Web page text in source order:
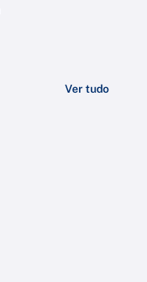
Ver tudo